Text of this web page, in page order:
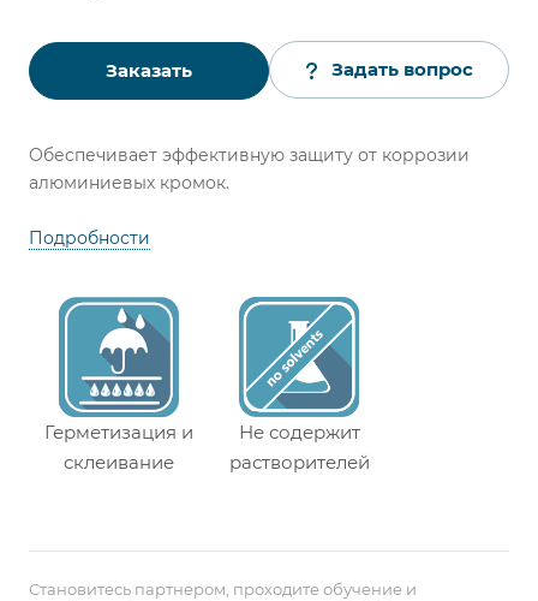
Заказать Задать вопрос
Обеспечивает эффективную защиту от коррозии
алюминиевых кромок.
Подробности
Герметизация и
склеивание
Не содержит
растворителей
Становитесь партнером, проходите обучение и